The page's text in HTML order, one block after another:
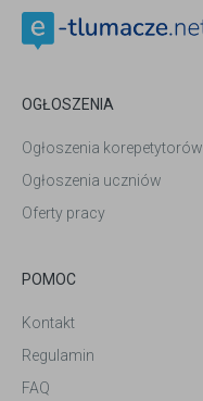
OGŁOSZENIA
Ogłoszenia korepetytorów
Ogłoszenia uczniów
Oferty pracy
POMOC
Kontakt
Regulamin
FAQ